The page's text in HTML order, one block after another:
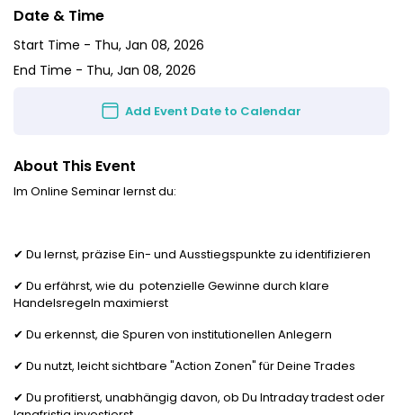
About This Event
Im Online Seminar lernst du:
✔ Du lernst, präzise Ein- und Ausstiegspunkte zu identifizieren
✔ Du erfährst, wie du potenzielle Gewinne durch klare
Handelsregeln maximierst
✔ Du erkennst, die Spuren von institutionellen Anlegern
✔ Du nutzt, leicht sichtbare "Action Zonen" für Deine Trades
✔ Du profitierst, unabhängig davon, ob Du Intraday tradest oder
Date & Time
Start Time - Thu, Jan 08, 2026
End Time - Thu, Jan 08, 2026
Add Event Date to Calendar